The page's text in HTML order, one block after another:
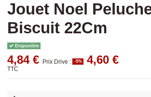
Jouet Noel
Biscuit 22Cm
Disponible
4,84 € Prix Drive : -5% 4,60 €
TTC